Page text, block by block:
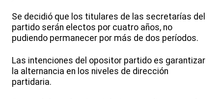
Se decidió que los titulares de las secretarías del
partido serán electos por cuatro años, no
pudiendo permanecer por más de dos períodos.
Las intenciones del opositor partido es garantizar
la alternancia en los niveles de dirección
partidaria.